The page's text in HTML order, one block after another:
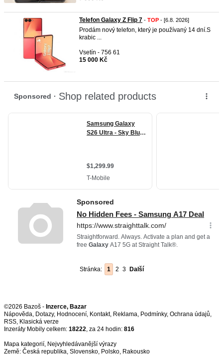
Telefon Galaxy Z Flip 7 - TOP - [6.8. 2026]
Prodám nový telefon, který je používaný 14 dní.S
krabic ...
Vsetín - 756 61
15 000 Kč
Stránka: 1 2 3 Další
©2026 Bazoš - Inzerce, Bazar
Nápověda, Dotazy, Hodnocení, Kontakt, Reklama, Podmínky, Ochrana údajů,
RSS,
Inzeráty Mobily celkem: 18222, za 24 hodin: 816
Mapa kategorií, Nejvyhledávanější výrazy
Země: Česká republika, Slovensko, Polsko, Rakousko